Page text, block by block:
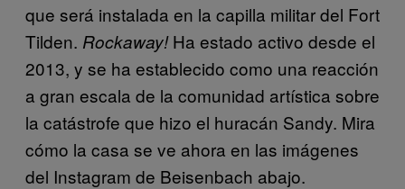
que será instalada en la capilla militar del Fort
Tilden. Rockaway!Ha estado activo desde el
2013, y se ha establecido como una reacción
a gran escala de la comunidad artística sobre
la catástrofe que hizo el huracán Sandy. Mira
cómo la casa se ve ahora en las imágenes
del Instagram de Beisenbach abajo.